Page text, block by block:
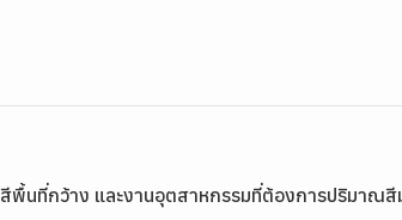
พื้นที่กว้าง และงานอุตสาหกรรมที่ต้องการปริมาณสี